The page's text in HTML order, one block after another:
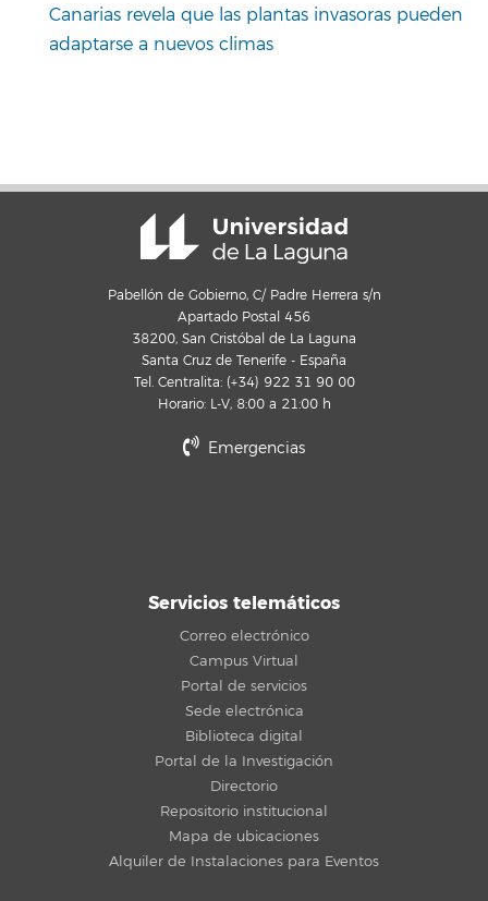
Canarias revela que las plantas invasoras pueden
adaptarse a nuevos climas
Pabellón de Gobierno, C/ Padre Herrera s/n
Apartado Postal 456
38200, San Cristóbal de La Laguna
Santa Cruz de Tenerife - España
Tel. Centralita: (+34) 922 31 90 00
Horario: L-V, 8:00 a 21:00 h
Emergencias
Servicios telemáticos
Correo electrónico
Campus Virtual
Portal de servicios
Sede electrónica
Biblioteca digital
Portal de la Investigación
Directorio
Repositorio institucional
Mapa de ubicaciones
Alquiler de Instalaciones para Eventos